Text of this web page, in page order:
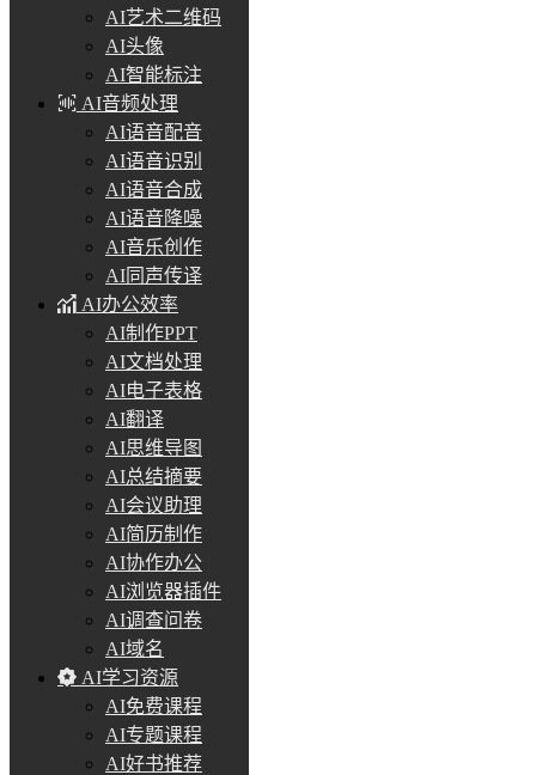
AI艺术二维码
AI头像
AI智能标注
AI音频处理
AI语音配音
AI语音识别
AI语音合成
AI语音降噪
AI音乐创作
AI同声传译
AI办公效率
AI制作PPT
AI文档处理
AI电子表格
AI翻译
AI思维导图
AI总结摘要
AI会议助理
AI简历制作
AI协作办公
AI浏览器插件
AI调查问卷
AI域名
AI学习资源
AI免费课程
AI专题课程
AI好书推荐